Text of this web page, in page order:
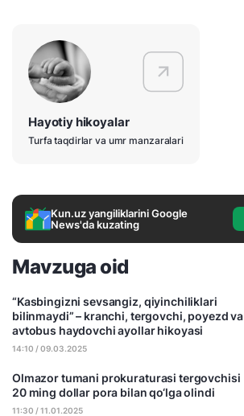
Hayotiy hikoyalar
Turfa taqdirlar va umr manzaralari
Kun.uz yangiliklarini Google
News'da kuzating
Mavzuga oid
“Kasbingizni sevsangiz, qiyinchiliklari
bilinmaydi” – kranchi, tergovchi, poyezd va
avtobus haydovchi ayollar hikoyasi
14:10 / 09.03.2025
Olmazor tumani prokuraturasi tergovchisi
20 ming dollar pora bilan qo‘lga olindi
11:30 / 11.01.2025